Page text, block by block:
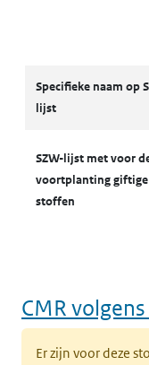
Specifieke naam op
lijst
SZW-lijst met voor
voortplanting giftige
stoffen
CMR
Er zijn voor deze